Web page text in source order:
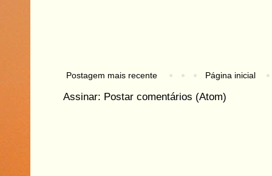
Postagem mais recente Página inicial
Assinar: Postar comentários (Atom)